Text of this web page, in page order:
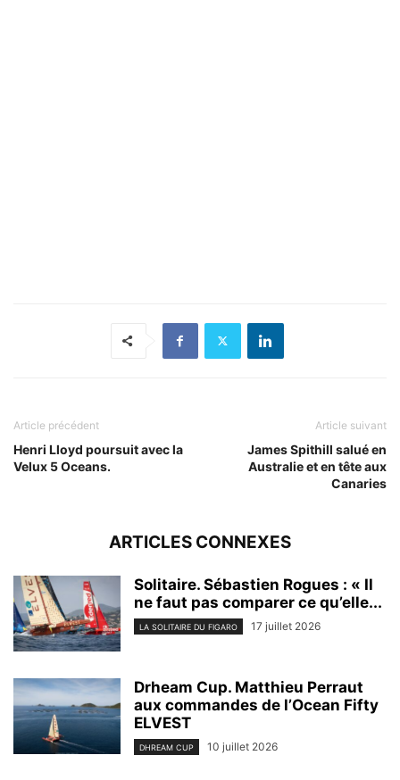
Article précédent
Henri Lloyd poursuit avec la
Velux 5 Oceans.
Article suivant
James Spithill salué en
Australie et en tête aux
Canaries
ARTICLES CONNEXES
Solitaire. Sébastien Rogues : « Il
ne faut pas comparer ce qu’elle...
LA SOLITAIRE DU FIGARO 17 juillet 2026
Drheam Cup. Matthieu Perraut
aux commandes de l’Ocean Fifty
ELVEST
DHREAM CUP 10 juillet 2026